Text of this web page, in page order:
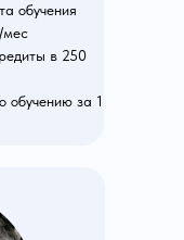
обучения
мес
в 250
обучению за 1